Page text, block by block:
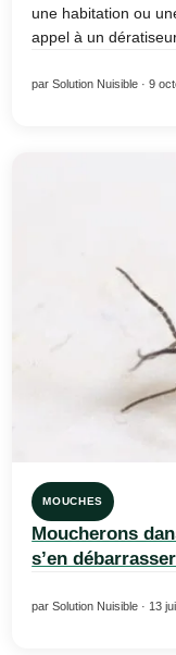
une habitation ou
appel à un
par Solution Nuisible · 9
MOUCHES
Moucherons
s’en
par Solution Nuisible · 13